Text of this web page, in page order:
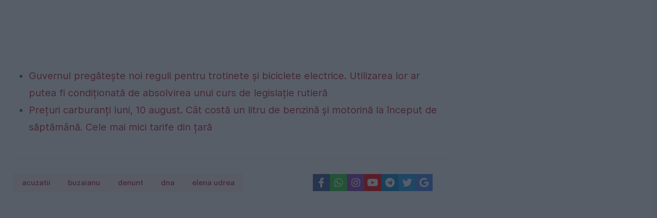
Guvernul pregătește noi reguli pentru trotinete și biciclete electrice. Utilizarea lor ar
putea fi condiționată de absolvirea unui curs de legislație rutieră
Prețuri carburanți luni, 10 august. Cât costă un litru de benzină și motorină la început de
săptămână. Cele mai mici tarife din țară
acuzatii buzaianu denunt dna elena udrea